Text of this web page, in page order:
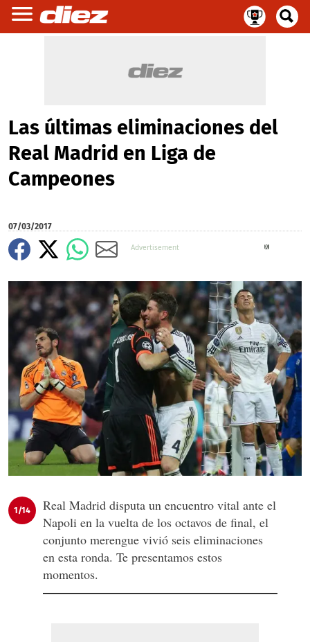
Las últimas eliminaciones del
Real Madrid en Liga de
Campeones
07/03/2017
1/14
Real Madrid disputa un encuentro vital ante el
Napoli en la vuelta de los octavos de final, el
conjunto merengue vivió seis eliminaciones
en esta ronda. Te presentamos estos
momentos.
X